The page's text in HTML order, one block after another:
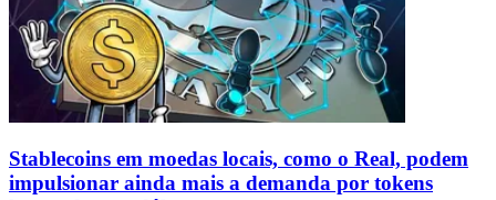
Stablecoins ​​em moedas locais, como o Real, podem
impulsionar ainda mais a demanda por tokens